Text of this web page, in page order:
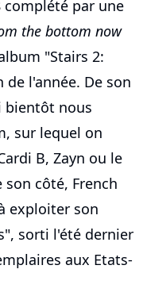
complété par une
the bottom now
"Stairs 2:
de l'année. De son
bientôt nous
sur lequel on
B, Zayn ou le
côté, French
exploiter son
sorti l'été dernier
aux Etats-